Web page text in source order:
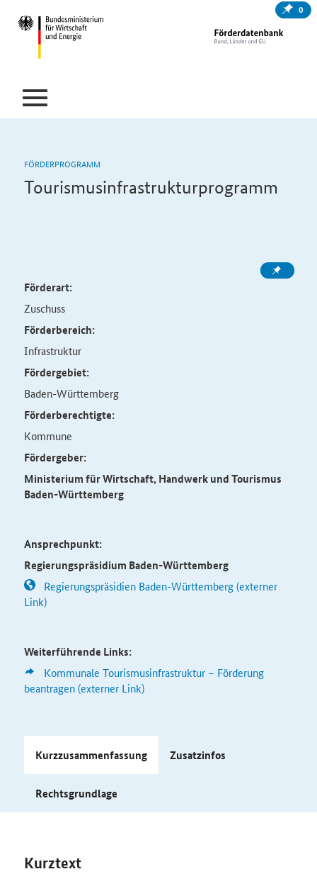
0
FÖRDERPROGRAMM
Tourismusinfrastrukturprogramm
Förderart:
Zuschuss
Förderbereich:
Infrastruktur
Fördergebiet:
Baden-Württemberg
Förderberechtigte:
Kommune
Fördergeber:
Ministerium für Wirtschaft, Handwerk und Tourismus
Baden-Württemberg
Ansprechpunkt:
Regierungspräsidium Baden-Württemberg
Regierungspräsidien Baden-Württemberg (externer
Link)
Weiterführende Links:
Kommunale Tourismusinfrastruktur – Förderung
beantragen (externer Link)
Kurzzusammenfassung Zusatzinfos
Rechtsgrundlage
Kurztext